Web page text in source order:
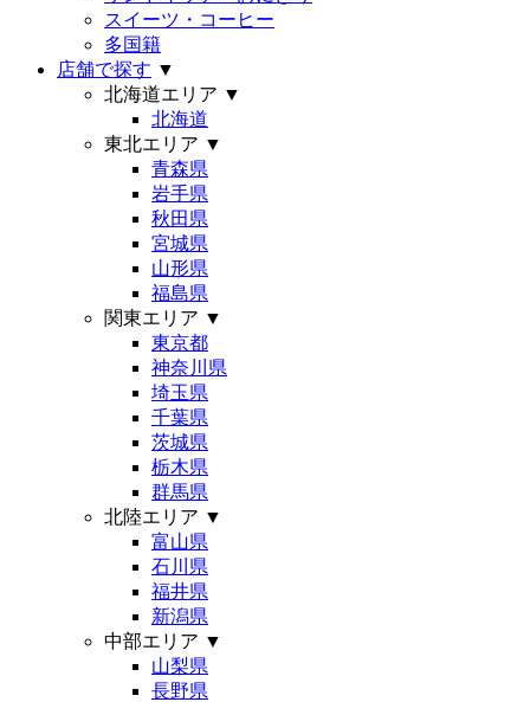
スイーツ・コーヒー
多国籍
店舗で探す ▼
北海道エリア ▼
北海道
東北エリア ▼
青森県
岩手県
秋田県
宮城県
山形県
福島県
関東エリア ▼
東京都
神奈川県
埼玉県
千葉県
茨城県
栃木県
群馬県
北陸エリア ▼
富山県
石川県
福井県
新潟県
中部エリア ▼
山梨県
長野県